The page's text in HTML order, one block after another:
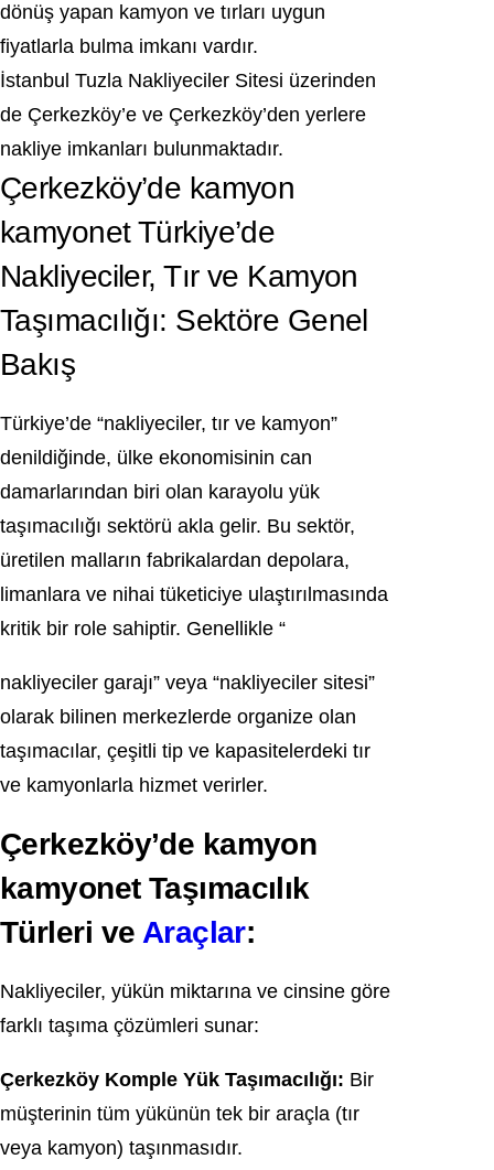
dönüş yapan kamyon ve tırları uygun
fiyatlarla bulma imkanı vardır.
İstanbul Tuzla Nakliyeciler Sitesi üzerinden
de Çerkezköy’e ve Çerkezköy’den yerlere
nakliye imkanları bulunmaktadır.
Çerkezköy’de kamyon
kamyonet Türkiye’de
Nakliyeciler, Tır ve Kamyon
Taşımacılığı: Sektöre Genel
Bakış
Türkiye’de “nakliyeciler, tır ve kamyon”
denildiğinde, ülke ekonomisinin can
damarlarından biri olan karayolu yük
taşımacılığı sektörü akla gelir. Bu sektör,
üretilen malların fabrikalardan depolara,
limanlara ve nihai tüketiciye ulaştırılmasında
kritik bir role sahiptir. Genellikle “
nakliyeciler garajı” veya “nakliyeciler sitesi”
olarak bilinen merkezlerde organize olan
taşımacılar, çeşitli tip ve kapasitelerdeki tır
ve kamyonlarla hizmet verirler.
Çerkezköy’de kamyon
kamyonet Taşımacılık
Türleri ve Araçlar:
Nakliyeciler, yükün miktarına ve cinsine göre
farklı taşıma çözümleri sunar:
Çerkezköy Komple Yük Taşımacılığı: Bir
müşterinin tüm yükünün tek bir araçla (tır
veya kamyon) taşınmasıdır.